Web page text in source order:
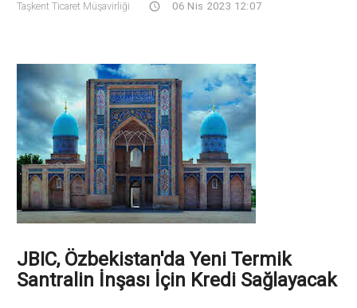
Taşkent Ticaret Müşavirliği 06 Nis 2023 12:07
JBIC, Özbekistan'da Yeni Termik
Santralin İnşası İçin Kredi Sağlayacak